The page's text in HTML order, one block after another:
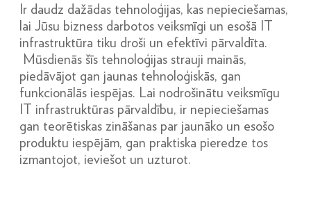
Ir daudz dažādas tehnoloģijas, kas nepieciešamas,
lai Jūsu bizness darbotos veiksmīgi un esošā IT
infrastruktūra tiku droši un efektīvi pārvaldīta.
Mūsdienās šīs tehnoloģijas strauji mainās,
piedāvājot gan jaunas tehnoloģiskās, gan
funkcionālās iespējas. Lai nodrošinātu veiksmīgu
IT infrastruktūras pārvaldību, ir nepieciešamas
gan teorētiskas zināšanas par jaunāko un esošo
produktu iespējām, gan praktiska pieredze tos
izmantojot, ieviešot un uzturot.